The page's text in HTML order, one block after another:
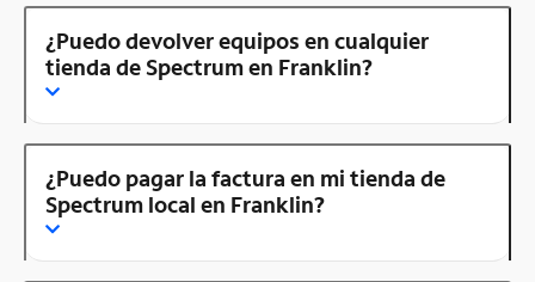
¿Puedo devolver equipos en cualquier
tienda de Spectrum en Franklin?
¿Puedo pagar la factura en mi tienda de
Spectrum local en Franklin?